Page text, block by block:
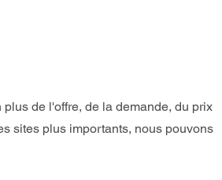
de l'offre, de la demande, du prix
sites plus importants, nous pouvons